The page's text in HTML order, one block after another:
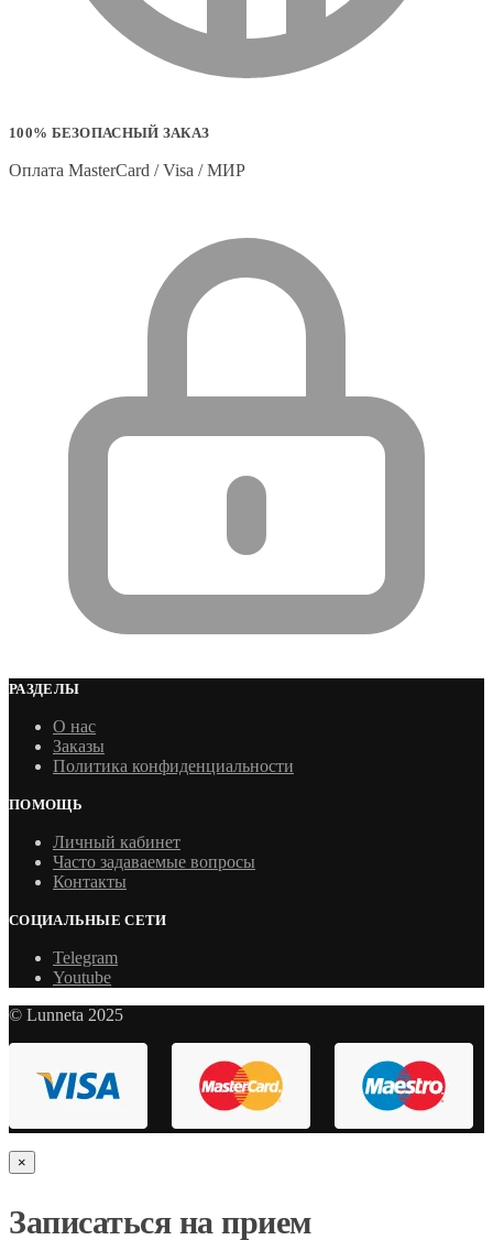
100% БЕЗОПАСНЫЙ ЗАКАЗ
Оплата MasterCard / Visa / МИР
РАЗДЕЛЫ
О нас
Заказы
Политика конфиденциальности
ПОМОЩЬ
Личный кабинет
Часто задаваемые вопросы
Контакты
СОЦИАЛЬНЫЕ СЕТИ
Telegram
Youtube
© Lunneta 2025
×
Записаться на прием